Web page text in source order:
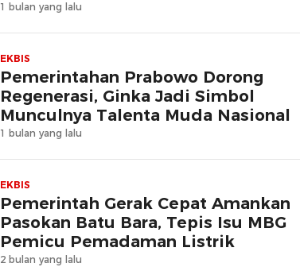
1 bulan yang lalu
EKBIS
Pemerintahan Prabowo Dorong
Regenerasi, Ginka Jadi Simbol
Munculnya Talenta Muda Nasional
1 bulan yang lalu
EKBIS
Pemerintah Gerak Cepat Amankan
Pasokan Batu Bara, Tepis Isu MBG
Pemicu Pemadaman Listrik
2 bulan yang lalu